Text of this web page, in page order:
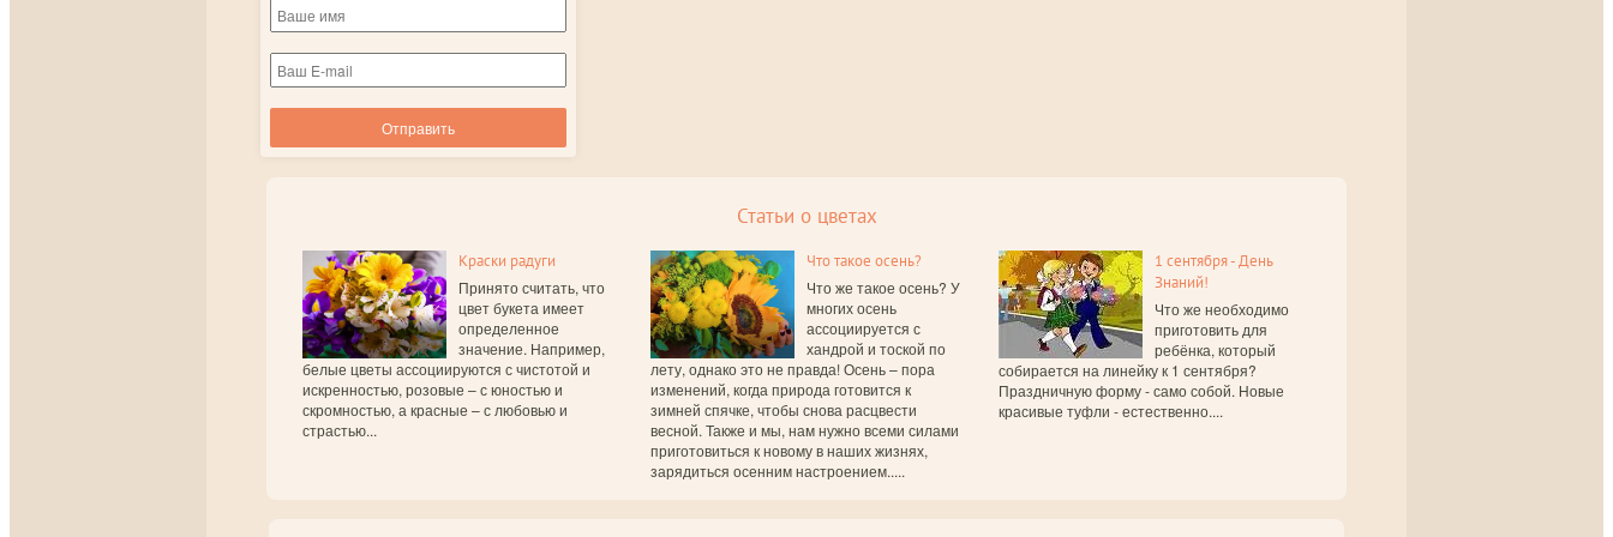
Статьи о цветах
Краски радуги
Принято считать, что
цвет букета имеет
определенное
значение. Например,
белые цветы ассоциируются с чистотой и
искренностью, розовые – с юностью и
скромностью, а красные – с любовью и
страстью...
Что такое осень?
Что же такое осень? У
многих осень
ассоциируется с
хандрой и тоской по
лету, однако это не правда! Осень – пора
изменений, когда природа готовится к
зимней спячке, чтобы снова расцвести
весной. Также и мы, нам нужно всеми силами
приготовиться к новому в наших жизнях,
зарядиться осенним настроением.....
1 сентября - День
Знаний!
Что же необходимо
приготовить для
ребёнка, который
собирается на линейку к 1 сентября?
Праздничную форму - само собой. Новые
красивые туфли - естественно....